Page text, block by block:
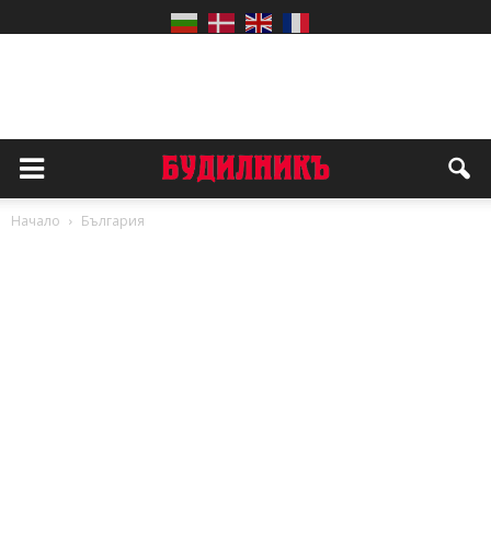
Начало България